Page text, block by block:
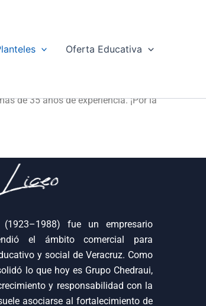
Oferta Educativa
de 35 años de experiencia. ¡Por la
fue un empresario
el ámbito comercial para
y social de Veracruz. Como
lo que hoy es Grupo Chedraui,
y responsabilidad con la
asociarse al fortalecimiento de